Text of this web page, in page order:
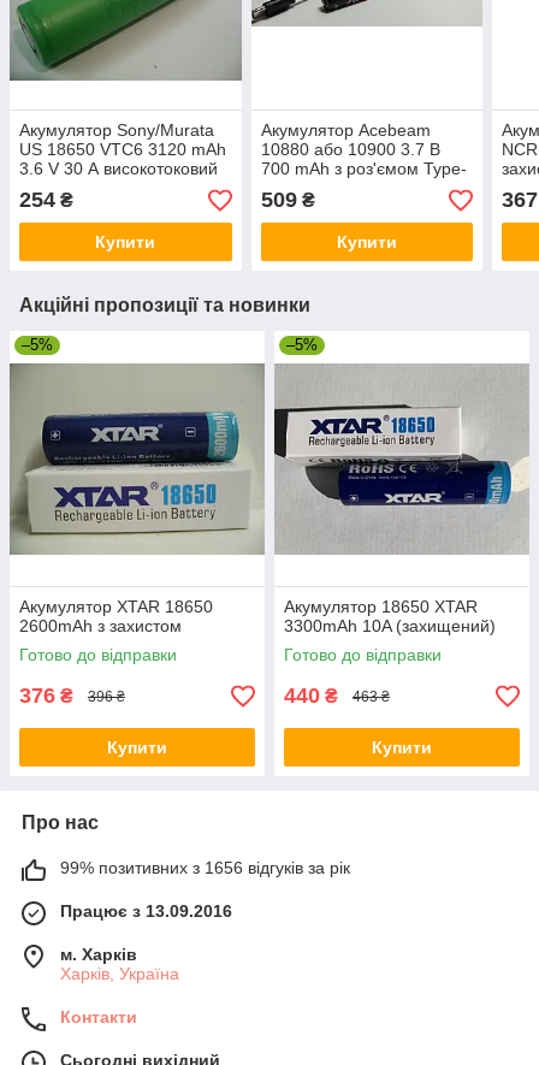
Акумулятор Sony/Murata
US 18650 VTC6 3120 mAh
3.6 V 30 А високотоковий
254 ₴
Купити
Акумулятор Acebeam
10880 або 10900 3.7 В
700 mAh з роз'ємом Type-
C
509₴
Купити
367
Акційні пропозиції та новинки
–5%
Акумулятор XTAR 18650
2600mAh з захистом
Готово до відправки
376 ₴ 396 ₴
Купити
–5%
Акумулятор 18650 XTAR
3300mAh 10A (захищений)
Готово до відправки
440 ₴ 463 ₴
Купити
Про нас
99% позитивних з 1656 відгуків за рік
Працює з 13.09.2016
м. Харків
Харків, Україна
Контакти
Сьогодні вихідний